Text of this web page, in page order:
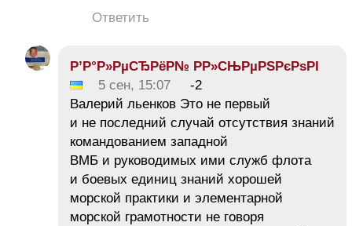
Ответить
Р’Р°Р»РµСЂРёР№ РР»СЊРµРЅРєРѕРІ
5 сен, 15:07
-2
Валерий льенков Это не первый
и не последний случай отсутствия знаний
командованием западной
ВМБ и руководимых ими служб флота
и боевых единиц знаний хорошей
морской практики и элементарной
морской грамотности не говоря